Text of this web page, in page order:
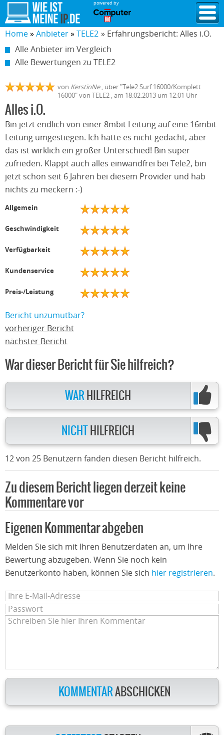
powered by
Home Anbieter TELE2 » Erfahrungsbericht: Alles i.O.
Alle Anbieter im Vergleich
Alle Bewertungen zu TELE2
von KerstinNe, über "Tele2 Surf 16000/Komplett
16000" von TELE2 , am 18.02.2013 um 12:01 Uhr
Alles i.O.
Bin jetzt endlich von einer 8mbit Leitung auf eine 16mbit
Leitung umgestiegen. Ich hätte es nicht gedacht, aber
das ist wirklich ein großer Unterschied! Bin super
zufrieden. Klappt auch alles einwandfrei bei Tele2, bin
jetzt schon seit 6 Jahren bei diesem Provider und hab
nichts zu meckern :-)
Allgemein
Geschwindigkeit
Verfügbarkeit
Kundenservice
Preis-/Leistung
Bericht unzumutbar?
vorheriger Bericht
nächster Bericht
War dieser Bericht für Sie hilfreich?
WAR HILFREICH
NICHT HILFREICH
12 von 25 Benutzern fanden diesen Bericht hilfreich.
Zu diesem Bericht liegen derzeit keine
Kommentare vor
Eigenen Kommentar abgeben
Melden Sie sich mit Ihren Benutzerdaten an, um Ihre
Bewertung abzugeben. Wenn Sie noch kein
Benutzerkonto haben, können Sie sich hier registrieren.
KOMMENTARABSCHICKEN